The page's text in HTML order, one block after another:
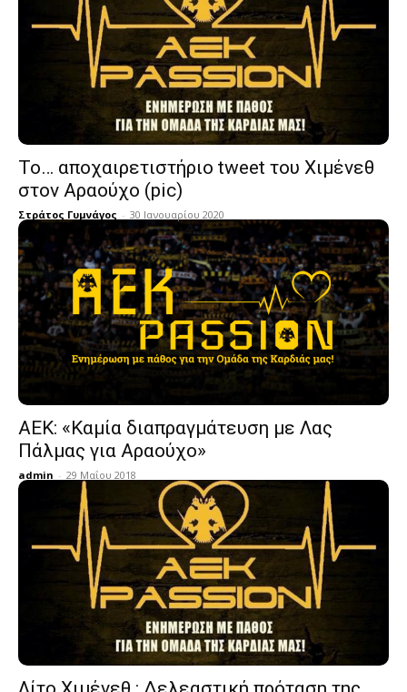
Το… αποχαιρετιστήριο tweet του Χιμένεθ
στον Αραούχο (pic)
Στράτος Γυμνάγος - 30 Ιανουαρίου 2020
AEK: «Καμία διαπραγμάτευση με Λας
Πάλμας για Αραούχο»
admin - 29 Μαΐου 2018